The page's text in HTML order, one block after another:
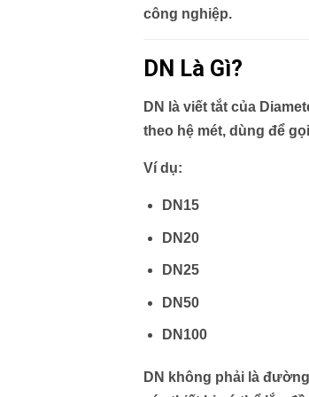
công nghiệp.
DN Là Gì?
DN là viết tắt của
theo hệ mét, dùng để
Ví dụ:
DN15
DN20
DN25
DN50
DN100
DN không phải là